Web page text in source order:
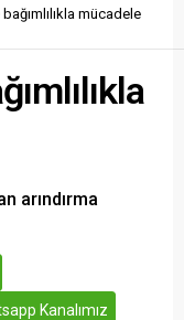
kulübe destek
mücadele
arındırma
Kanalımız